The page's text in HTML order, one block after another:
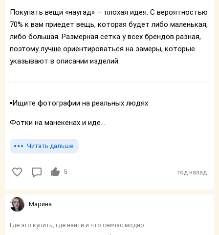
Покупать вещи «наугад» — плохая идея. С вероятностью
70% к вам приедет вещь, которая будет либо маленькая,
либо большая. Размерная сетка у всех брендов разная,
поэтому лучше ориентироваться на замеры, которые
указывают в описании изделий.
▪️Ищите фотографии на реальных людях
Фотки на манекенах и иде...
Читать дальше
5 год назад
Марина
Где это купить, где найти и что сейчас модно